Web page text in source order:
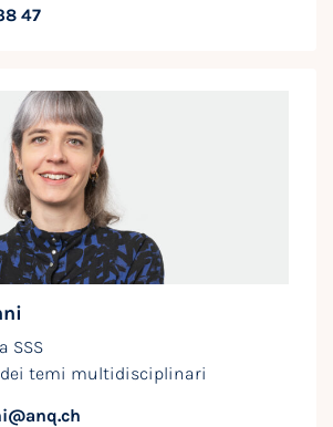
47
SSS
temi multidisciplinari